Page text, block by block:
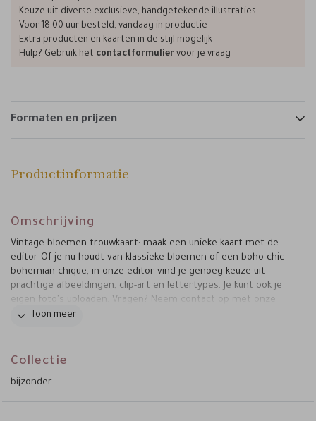
Keuze uit diverse exclusieve, handgetekende illustraties
Voor 18.00 uur besteld, vandaag in productie
Extra producten en kaarten in de stijl mogelijk
Hulp? Gebruik het contactformulier voor je vraag
Formaten en prijzen
Productinformatie
Omschrijving
Vintage bloemen trouwkaart: maak een unieke kaart met de
editor Of je nu houdt van klassieke bloemen of een boho chic
bohemian chique, in onze editor vind je genoeg keuze uit
prachtige afbeeldingen, clip-art en lettertypes. Je kunt ook je
eigen foto's uploaden. Vragen? Neem contact op met onze
klantenservice, we helpen je graag verder!
Toon meer
Collectie
bijzonder